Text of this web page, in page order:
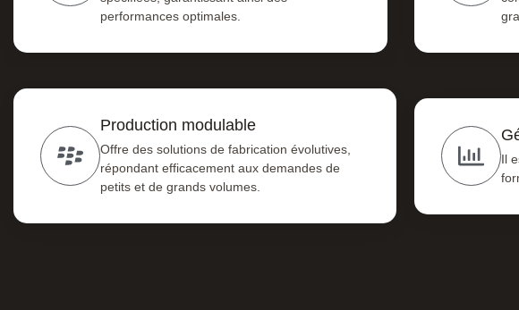
performances optimales.
Production modulable
Offre des solutions de fabrication évolutives,
répondant efficacement aux demandes de
petits et de grands volumes.
Il